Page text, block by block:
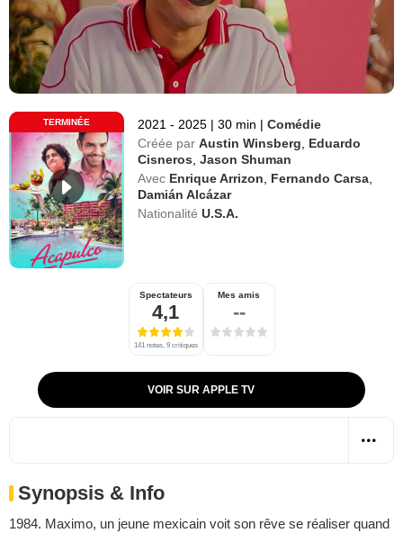
TERMINÉE 2021 - 2025 | 30 min | Comédie
Créée par Austin Winsberg
Eduardo
Cisneros ,Jason Shuman
Avec Enrique Arrizon Fernando Carsa
Damián Alcázar
Nationalité U.S.A.
Spectateurs
4,1
141 notes, 9 critiques
Mes amis
--
VOIR SUR APPLE TV
Synopsis & Info
1984. Maximo, un jeune mexicain voit son rêve se réaliser quand